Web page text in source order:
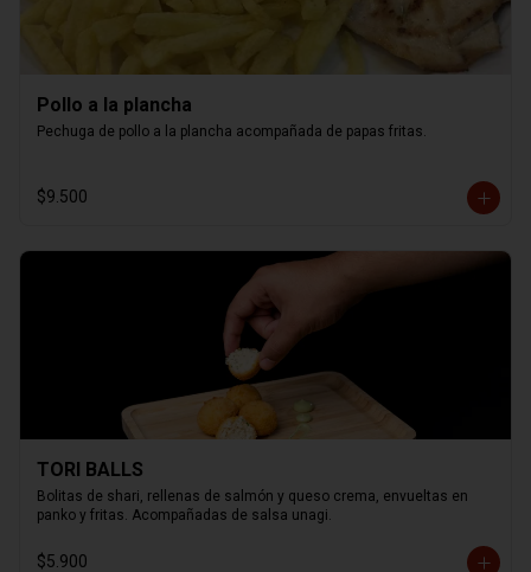
Pollo a la plancha
Pechuga de pollo a la plancha acompañada de papas fritas.
$9.500
TORI BALLS
Bolitas de shari, rellenas de salmón y queso crema, envueltas en
panko y fritas. Acompañadas de salsa unagi.
$5.900